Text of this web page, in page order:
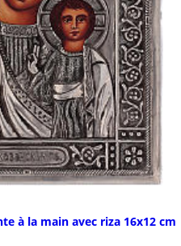
à la main avec riza 16x12 cm